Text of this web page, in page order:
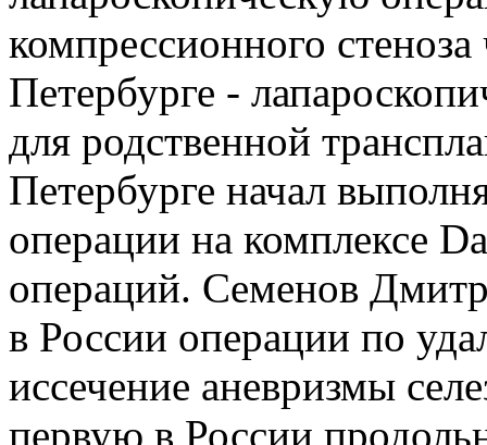
компрессионного
Петербурге -
для родственной
Петербурге начал
операции на комплексе
операций. Семенов
в России операции по
иссечение аневризмы
первую в России